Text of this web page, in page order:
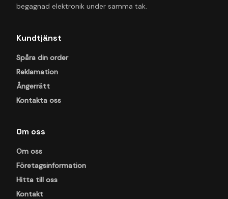
begagnad elektronik under samma tak.
Kundtjänst
Spåra din order
Reklamation
Ångerrätt
Kontakta oss
Om oss
Om oss
Företagsinformation
Hitta till oss
Kontakt